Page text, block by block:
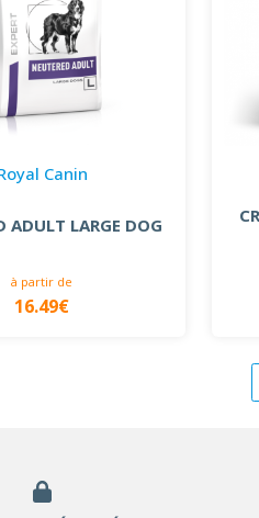
Canin
ADULT LARGE DOG
à partir de
16.49€